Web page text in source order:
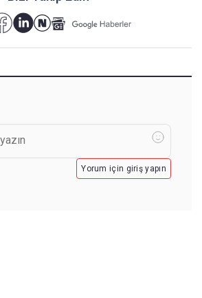
Yorum için giriş yapın